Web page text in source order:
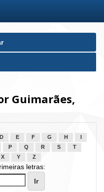
Guimarães,
D E F G H
P Q R S
T
X Y Z
letras: